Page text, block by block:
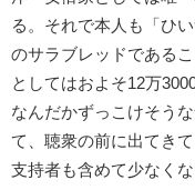
る。それで本人も「ひ
のサラブレッドである
としてはおよそ12万
なんだかずっこけそう
て、聴衆の前に出てき
支持者も含めて少なくな